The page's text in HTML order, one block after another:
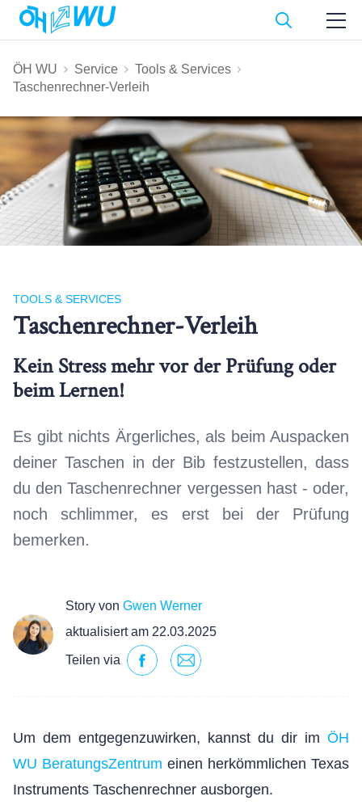
ÖH WU Service
Tools & Services
Taschenrechner-Verleih
TOOLS & SERVICES
Taschenrechner-Verleih
Kein Stress mehr vor der Prüfung oder
beim Lernen!
Es gibt nichts Ärgerliches, als beim Auspacken
deiner Taschen in der Bib festzustellen, dass
du den Taschenrechner vergessen hast - oder,
noch schlimmer, es erst bei der Prüfung
bemerken.
Story von Gwen Werner
aktualisiert am 22.03.2025
Teilen via
Um dem entgegenzuwirken, kannst du dir im ÖH
WU BeratungsZentrum einen herkömmlichen Texas
Instruments Taschenrechner ausborgen.